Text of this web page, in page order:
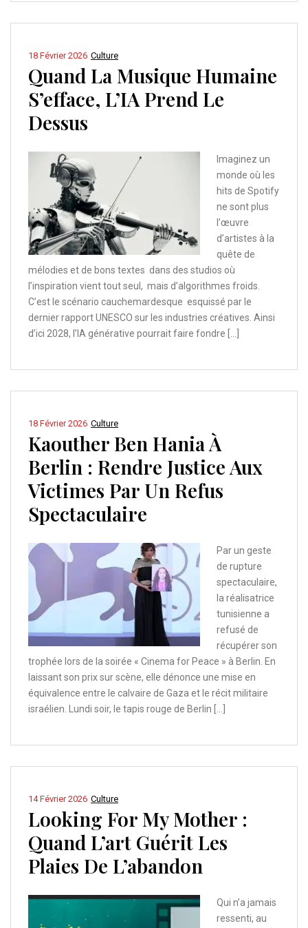
Culture
18 Février 2026
Quand La Musique Humaine
S’efface, L’IA Prend Le
Dessus
Imaginez un
monde où les
hits de Spotify
ne sont plus
l’œuvre
d’artistes à la
quête de
mélodies et de bons textes dans des studios où
l’inspiration vient tout seul, mais d’algorithmes froids.
C’est le scénario cauchemardesque esquissé par le
dernier rapport UNESCO sur les industries créatives. Ainsi
d’ici 2028, l’IA générative pourrait faire fondre […]
Culture
18 Février 2026
Kaouther Ben Hania À
Berlin : Rendre Justice Aux
Victimes Par Un Refus
Spectaculaire
Par un geste
de rupture
spectaculaire,
la réalisatrice
tunisienne a
refusé de
récupérer son
trophée lors de la soirée « Cinema for Peace » à Berlin. En
laissant son prix sur scène, elle dénonce une mise en
équivalence entre le calvaire de Gaza et le récit militaire
israélien. Lundi soir, le tapis rouge de Berlin […]
Culture
14 Février 2026
Looking For My Mother :
Quand L’art Guérit Les
Plaies De L’abandon
Qui n’a jamais
ressenti, au